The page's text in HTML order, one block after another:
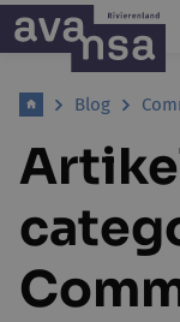
Blog